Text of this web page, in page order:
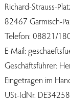
Richard-Strauss-
82467 Garmisch-
Telefon: 08821/
E-Mail:
Geschäftsführer:
Eingetragen im
USt-IdNr.